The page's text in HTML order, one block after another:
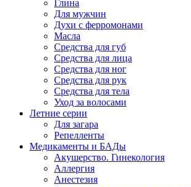
Глина
Для мужчин
Духи с ферромонами
Масла
Средства для губ
Средства для лица
Средства для ног
Средства для рук
Средства для тела
Уход за волосами
Летние серии
Для загара
Репелленты
Медикаменты и БАДы
Акушерство. Гинекология
Аллергия
Анестезия